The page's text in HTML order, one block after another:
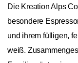
Die Kreation Alps
besondere
und ihrem fülligen,
weiß.